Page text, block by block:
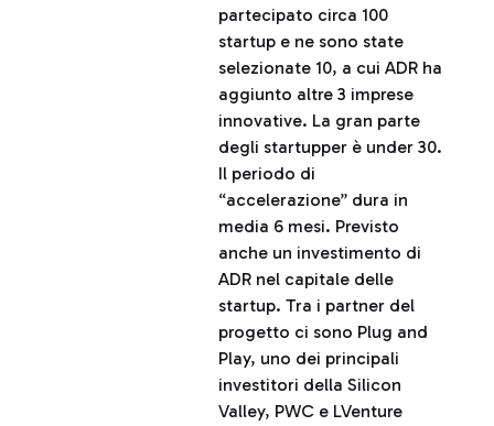
partecipato circa 100
startup e ne sono state
selezionate 10, a cui ADR ha
aggiunto altre 3 imprese
innovative. La gran parte
degli startupper è under 30.
Il periodo di
“accelerazione” dura in
media 6 mesi. Previsto
anche un investimento di
ADR nel capitale delle
startup. Tra i partner del
progetto ci sono Plug and
Play, uno dei principali
investitori della Silicon
Valley, PWC e LVenture